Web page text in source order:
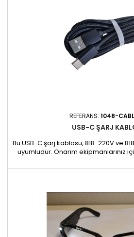
REFERANS: 1048-
USB-C ŞARJ
Bu USB-C şarj kablosu, 818-220V ve
uyumludur. Onarım ekipmanlarınız
cihazlarla kullanılabilir: 818 ön cam